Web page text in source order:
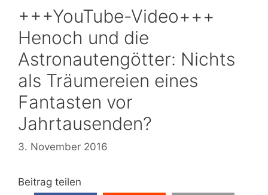
+++YouTube-Video+++
Henoch und die
Astronautengötter: Nichts
als Träumereien eines
Fantasten vor
Jahrtausenden?
3. November 2016
Beitrag teilen